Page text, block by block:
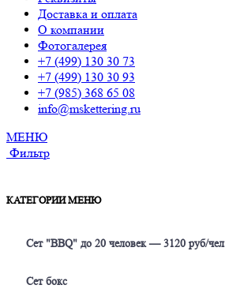
Доставка и оплата
О компании
Фотогалерея
+7 (499) 130 30 73
+7 (499) 130 30 93
+7 (985) 368 65 08
info@mskettering.ru
МЕНЮ
Фильтр
КАТЕГОРИИ МЕНЮ
Сет "BBQ" до 20 человек — 3120 руб/чел
Сет бокс